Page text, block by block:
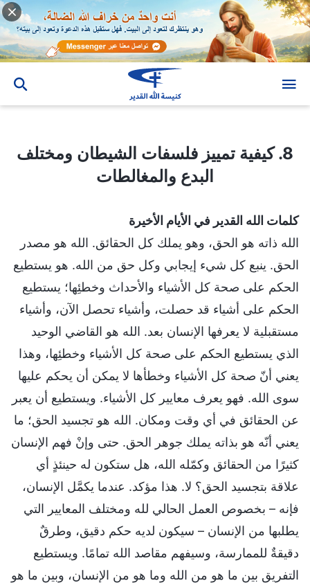
8. كيفية تمييز فلسفات الشيطان ومختلف
البدع والمغالطات
كلمات الله القدير في الأيام الأخيرة
الله ذاته هو الحق، وهو يملك كل الحقائق. الله هو مصدر
الحق. ينبع كل شيء إيجابي وكل حق من الله. هو يستطيع
الحكم على صحة كل الأشياء والأحداث وخطئِها؛ يستطيع
الحكم على أشياء قد حصلت، وأشياء تحصل الآن، وأشياء
مستقبلية لا يعرفها الإنسان بعد. الله هو القاضي الوحيد
الذي يستطيع الحكم على صحة كل الأشياء وخطئِها، وهذا
يعني أنّ صحة كل الأشياء وخطأها لا يمكن أن يحكم عليها
سوى الله. فهو يعرف معايير كل الأشياء. ويستطيع أن يعبر
عن الحقائق في أي وقت ومكان. الله هو تجسيد الحق؛ ما
يعني أنّه هو بذاته يملك جوهر الحق. حتى وإنْ فهم الإنسان
كثيرًا من الحقائق وكمّله الله، هل ستكون له حينئذٍ أي
علاقة بتجسيد الحق؟ لا. هذا مؤكد. عندما يكمَّل الإنسان،
فإنه – بخصوص العمل الحالي لله ومختلف المعايير التي
يطلبها من الإنسان – سيكون لديه حكم دقيق، وطرقٌ
دقيقةٌ للممارسة، وسيفهم مقاصد الله تمامًا. ويستطيع
التفريق بين ما هو من الله وما هو من الإنسان، وبين ما هو